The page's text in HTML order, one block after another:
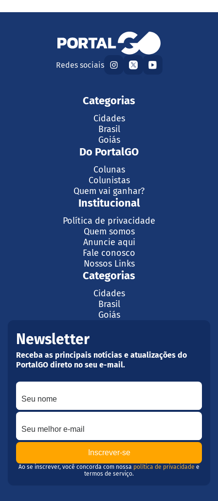
Redes sociais
Categorias
Cidades
Brasil
Goiás
Do PortalGO
Colunas
Colunistas
Quem vai ganhar?
Institucional
Política de privacidade
Quem somos
Anuncie aqui
Fale conosco
Nossos Links
Categorias
Cidades
Brasil
Goiás
Newsletter
Receba as principais notícias e atualizações do
PortalGO direto no seu e-mail.
Seu nome
Seu melhor e-mail
Ao se inscrever, você concorda com nossa política de privacidade e
termos de serviço.